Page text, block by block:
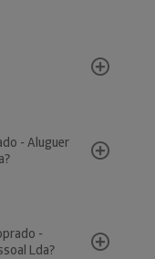
- Aluguer
-
Lda?